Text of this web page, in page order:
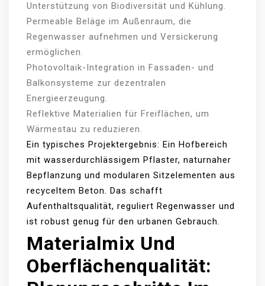
Unterstützung von Biodiversität und Kühlung.
Permeable Beläge im Außenraum, die
Regenwasser aufnehmen und Versickerung
ermöglichen.
Photovoltaik-Integration in Fassaden- und
Balkonsysteme zur dezentralen
Energieerzeugung.
Reflektive Materialien für Freiflächen, um
Wärmestau zu reduzieren.
Ein typisches Projektergebnis: Ein Hofbereich
mit wasserdurchlässigem Pflaster, naturnaher
Bepflanzung und modularen Sitzelementen aus
recyceltem Beton. Das schafft
Aufenthaltsqualität, reguliert Regenwasser und
ist robust genug für den urbanen Gebrauch.
Materialmix Und
Oberflächenqualität: